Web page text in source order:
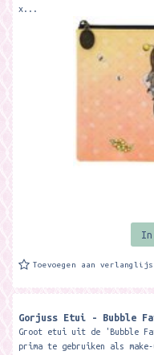
x...
In
Toevoegen aan
Gorjuss Etui - Bubble
Groot etui uit de 'Bubble
prima te gebruiken als